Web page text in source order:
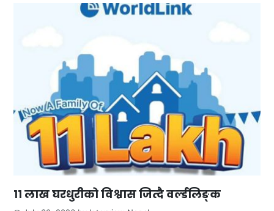
११ लाख घरधुरीको विश्वास जित्दै वर्ल्डलिङ्क